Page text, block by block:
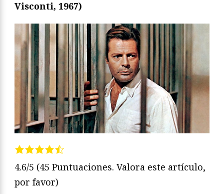
Visconti, 1967)
4.6/5 (45 Puntuaciones. Valora este artículo,
por favor)